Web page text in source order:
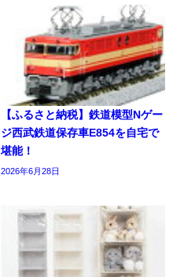
【ふるさと納税】鉄道模型Nゲー
ジ西武鉄道保存車E854を自宅で
堪能！
2026年6月28日